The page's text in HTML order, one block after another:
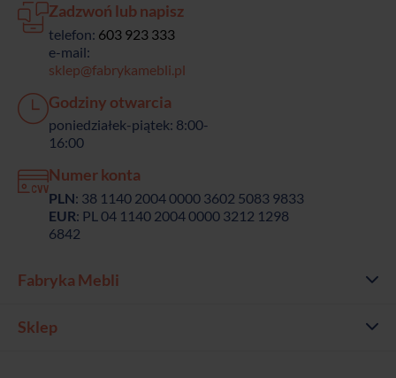
Zadzwoń lub napisz
telefon: 603 923 333
e-mail:
sklep@fabrykamebli.pl
Godziny otwarcia
poniedziałek-piątek: 8:00-
16:00
Numer konta
PLN: 38 1140 2004 0000 3602 5083 9833
EUR: PL 04 1140 2004 0000 3212 1298
6842
Fabryka Mebli
Sklep